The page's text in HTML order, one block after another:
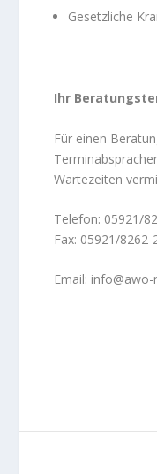
Gesetzliche
Ihr
Für einen
Wartezeiten
Telefon: 05921/
Fax: 05921/8262-
Email: